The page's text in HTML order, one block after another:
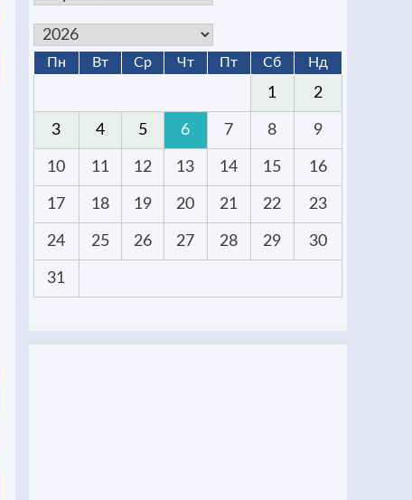
Пн Вт Ср Чт Пт Сб Нд
1 2
3 4 5 6 7 8 9
10 11 12 13 14 15 16
17 18 19 20 21 22 23
24 25 26 27 28 29 30
31